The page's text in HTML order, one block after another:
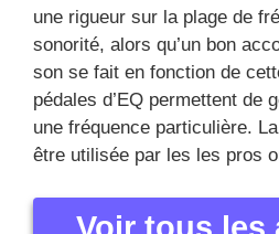
Souvent, les amplis ne vont
une rigueur sur la plage de
sonorité, alors qu’un bon
son se fait en fonction de
pédales d’EQ permettent de
une fréquence particulière. La